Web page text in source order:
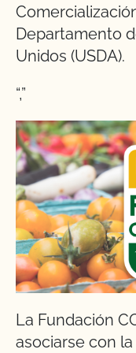
Departamento
Unidos (USDA).
“,”
La Fundación
asociarse con